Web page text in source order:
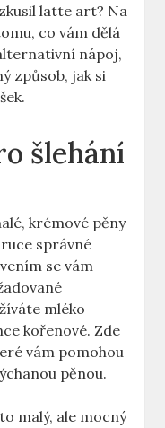
latte art? Na
co vám dělá
nápoj,
způsob, jak si
šlehání
krémové⁤ pěny
správné
se vám
mléko
kořenové. Zde
vám pomohou
pěnou.
malý, ale mocný